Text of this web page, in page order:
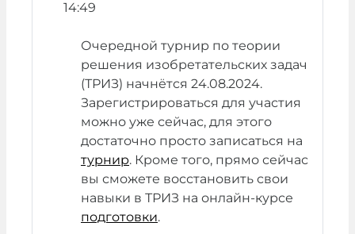
14:49
Очередной турнир по теории
решения изобретательских задач
(ТРИЗ) начнётся 24.08.2024.
Зарегистрироваться для участия
можно уже сейчас, для этого
достаточно просто записаться на
турнир. Кроме того, прямо сейчас
вы сможете восстановить свои
навыки в ТРИЗ на онлайн-курсе
подготовки.